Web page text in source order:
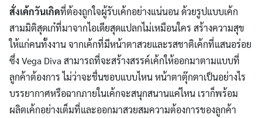
สั่งเค้กวันเกิดที่ต้องถูกใจผู้รับเค้กอย่างแน่นอน ด้วยรูปแบบเค้ก
สามมิติสุดเก๋ที่มาจากไอเดียสุดแปลกไม่เหมือนใคร สร้างความสุข
ให้แก่คนทั้งงาน จากเค้กที่มีหน้าตาสวยและรสชาติเค้กที่แสนอร่อย
ซึ่ง Vega Diva สามารถที่จะสร้างสรรค์เค้กให้ออกมาตามแบบที่
ลูกค้าต้องการ ไม่ว่าจะชื่นชอบแบบไหน หน้าตาตุ๊กตาเป็นอย่างไร
บรรยากาศหรือฉากภายในเค้กจะสนุกสนานแค่ไหน เราก็พร้อม
ผลิตเค้กอย่างเต็มที่และออกมาสวยสมความต้องการของลูกค้า